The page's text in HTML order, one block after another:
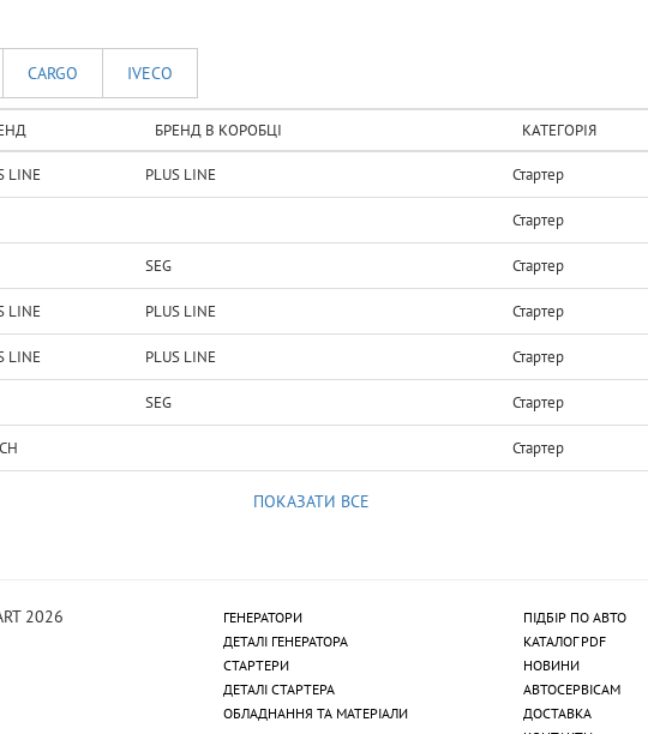
CARGO IVECO
БРЕНД В КОРОБЦІ КАТЕГОРІЯ
LINE PLUS LINE Стартер
Стартер
SEG Стартер
LINE PLUS LINE Стартер
LINE PLUS LINE Стартер
SEG Стартер
Стартер
ПОКАЗАТИ ВСЕ
2026
ГЕНЕРАТОРИ
ДЕТАЛІ ГЕНЕРАТОРА
СТАРТЕРИ
ДЕТАЛІ СТАРТЕРА
ОБЛАДНАННЯ ТА МАТЕРІАЛИ
ПІДБІР ПО АВТО
КАТАЛОГ PDF
НОВИНИ
АВТОСЕРВІСАМ
ДОСТАВКА